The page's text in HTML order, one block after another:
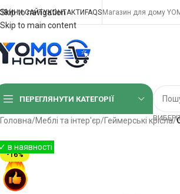
Skip to navigation
Skip to main content
САЙТУКОНТАКТИFAQSМагазин для дому
ПЕРЕГЛЯНУТИ КАТЕГОРІЇ
Головна/Меблі та інтер'єр/Геймерські крісла/
-16%